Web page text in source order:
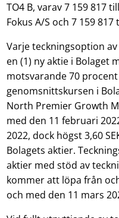
TO4 B, varav 7 159 817
Fokus A/S och 7 159
Varje teckningsoption
en (1) ny aktie i Bolaget
motsvarande 70
genomsnittskursen i
North Premier Growth
med den 11 februari
2022, dock högst 3,60
Bolagets aktier.
aktier med stöd av
kommer att löpa från
och med den 11 mars